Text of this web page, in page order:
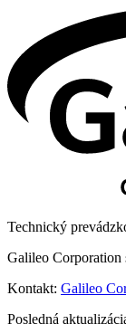
Technický
Galileo Corporation
Kontakt: Galileo
Posledná